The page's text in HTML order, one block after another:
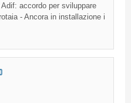
accordo per sviluppare
- Ancora in installazione i